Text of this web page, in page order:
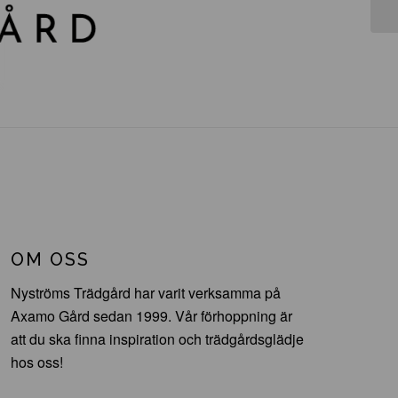
OM OSS
Nyströms Trädgård har varit verksamma på
Axamo Gård sedan 1999. Vår förhoppning är
att du ska finna inspiration och trädgårdsglädje
hos oss!